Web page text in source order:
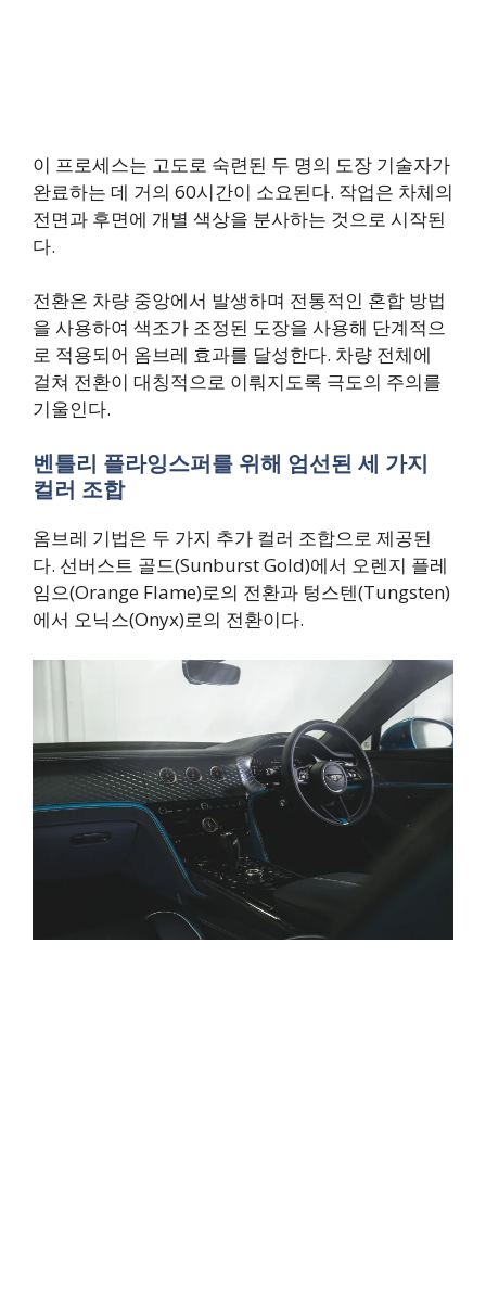
이 프로세스는 고도로 숙련된 두 명의 도장 기술자가
완료하는 데 거의 60시간이 소요된다. 작업은 차체의
전면과 후면에 개별 색상을 분사하는 것으로 시작된
다.
전환은 차량 중앙에서 발생하며 전통적인 혼합 방법
을 사용하여 색조가 조정된 도장을 사용해 단계적으
로 적용되어 옴브레 효과를 달성한다. 차량 전체에
걸쳐 전환이 대칭적으로 이뤄지도록 극도의 주의를
기울인다.
벤틀리 플라잉스퍼를 위해 엄선된 세 가지
컬러 조합
옴브레 기법은 두 가지 추가 컬러 조합으로 제공된
다. 선버스트 골드(Sunburst Gold)에서 오렌지 플레
임으(Orange Flame)로의 전환과 텅스텐(Tungsten)
에서 오닉스(Onyx)로의 전환이다.